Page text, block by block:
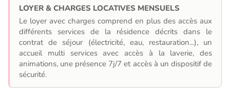
LOYER & CHARGES LOCATIVES MENSUELS
Le loyer avec charges comprend en plus des accès aux
différents services de la résidence décrits dans le
contrat de séjour (électricité, eau, restauration...), un
accueil multi services avec accès à la laverie, des
animations, une présence 7j/7 et accès à un dispositif de
sécurité.